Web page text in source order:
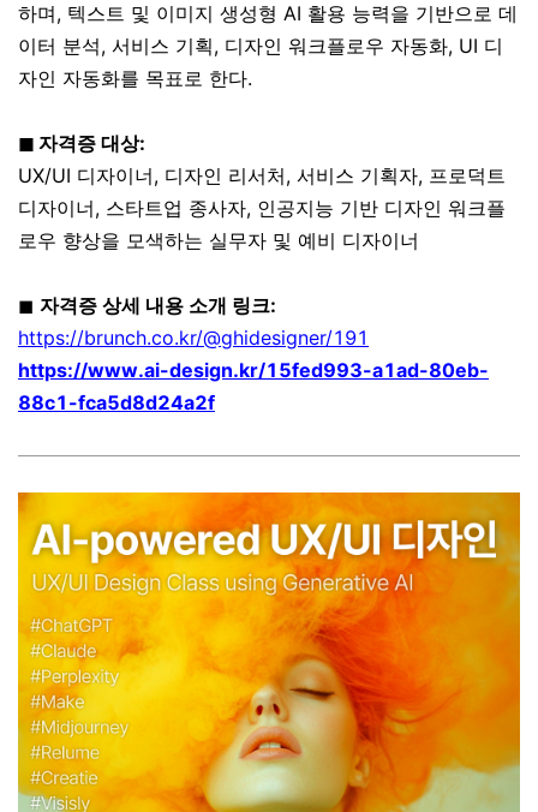
하며, 텍스트 및 이미지 생성형 AI 활용 능력을 기반으로 데
이터 분석, 서비스 기획, 디자인 워크플로우 자동화, UI 디
자인 자동화를 목표로 한다.
◼ 자격증 대상:
UX/UI 디자이너, 디자인 리서처, 서비스 기획자, 프로덕트
디자이너, 스타트업 종사자, 인공지능 기반 디자인 워크플
로우 향상을 모색하는 실무자 및 예비 디자이너
◼ 자격증 상세 내용 소개 링크:
https://brunch.co.kr/@ghidesigner/191
https://www.ai-design.kr/15fed993-a1ad-80eb-
88c1-fca5d8d24a2f